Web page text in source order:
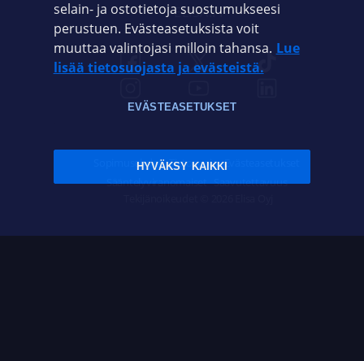
ELISA.FI
Sopimusehdot Tietosuoja Evästeasetukset
Sääntelyviranomaiset Saavutettavuus
selain- ja ostotietoja suostumukseesi
perustuen. Evästeasetuksista voit
muuttaa valintojasi milloin tahansa. Lue
lisää tietosuojasta ja evästeistä.
EVÄSTEASETUKSET
HYVÄKSY KAIKKI